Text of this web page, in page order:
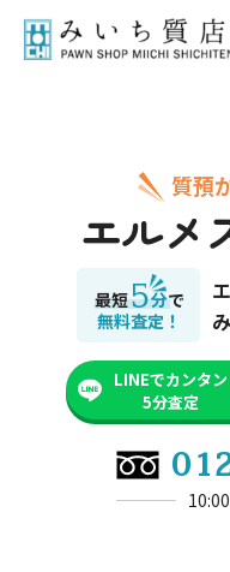
質預
エルメ
最短5分で
無料査定！
LINEでカンタン
5分査定